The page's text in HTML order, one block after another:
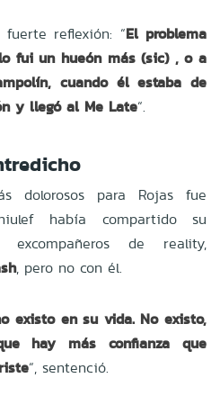
reflexión: “El problema
fui un hueón más (sic) , o a
cuando él estaba de
y llegó al Me Late“.
dolorosos para Rojas fue
había compartido su
de reality,
, pero no con él.
existo en su vida. No existo,
hay más confianza que
“, sentenció.